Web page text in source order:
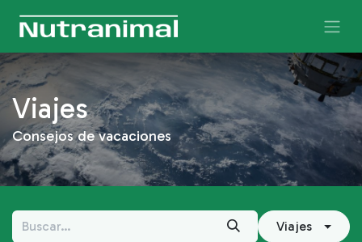
Viajes
Consejos de vacaciones
Viajes